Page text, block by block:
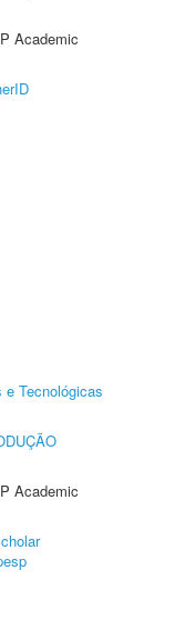
Academic
e Tecnológicas
Academic